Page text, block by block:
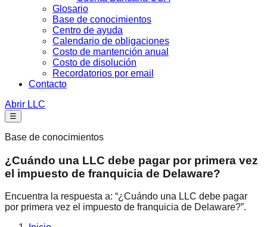
Glosario
Base de conocimientos
Centro de ayuda
Calendario de obligaciones
Costo de mantención anual
Costo de disolución
Recordatorios por email
Contacto
Abrir LLC
☰
Base de conocimientos
¿Cuándo una LLC debe pagar por primera vez
el impuesto de franquicia de Delaware?
Encuentra la respuesta a: “¿Cuándo una LLC debe pagar
por primera vez el impuesto de franquicia de Delaware?”.